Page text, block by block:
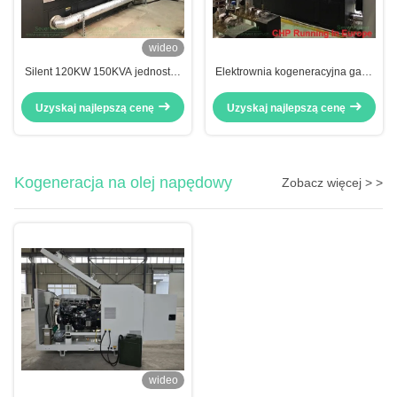
wideo
Silent 120KW 150KVA jednostka
Uzyskaj najlepszą cenę
Elektrownia kogeneracyjna gazu
230KW
Uzyskaj najlepszą cenę
Kogeneracja na olej napędowy Zobacz więcej > >
wideo